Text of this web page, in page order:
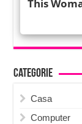
Categorie
Casa
Computer